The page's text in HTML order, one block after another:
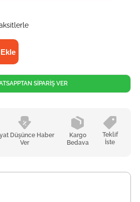
Düşünce Haber
Ver
Kargo
Bedava
Teklif
İste
SİPARİŞ VER